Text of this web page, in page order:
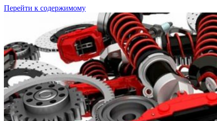
Перейти к содержимому